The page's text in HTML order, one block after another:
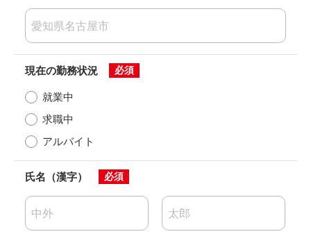
現在の勤務状況 必須
就業中
求職中
アルバイト
氏名（漢字） 必須